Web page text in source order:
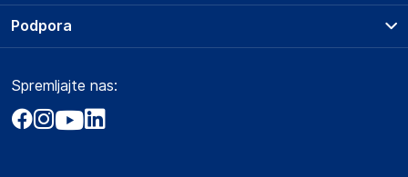
O podjetju
Obvestila za javnost
Akt o digitalnih storitvah
Storitve
Dostava, vnos in odvoz
Zavarovanje izdelkov
Podpora
Marketplace
Kako oddati naročilo?
Spremljajte nas: